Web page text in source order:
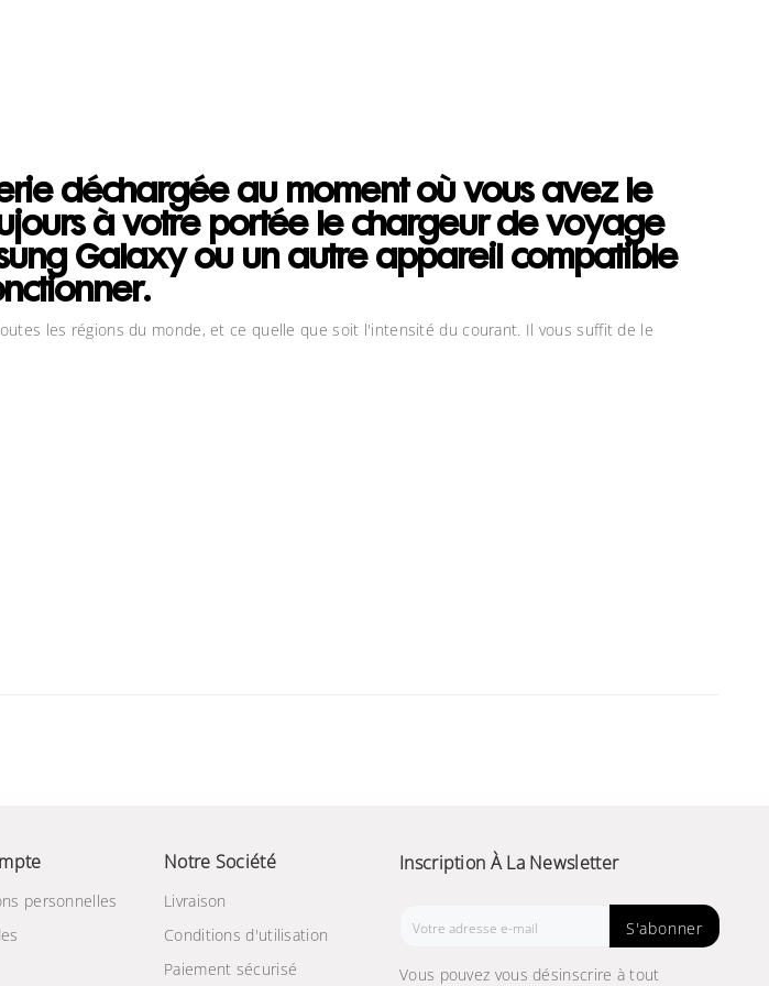
déchargée au moment où vous avez le
à votre portée le chargeur de voyage
Galaxy ou un autre appareil compatible
les régions du monde, et ce quelle que soit l'intensité du courant. Il vous suffit de le
personnelles
Notre Société
Livraison
Conditions d'utilisation
Paiement sécurisé
Inscription À La Newsletter
S'abonner
Vous pouvez vous désinscrire à tout